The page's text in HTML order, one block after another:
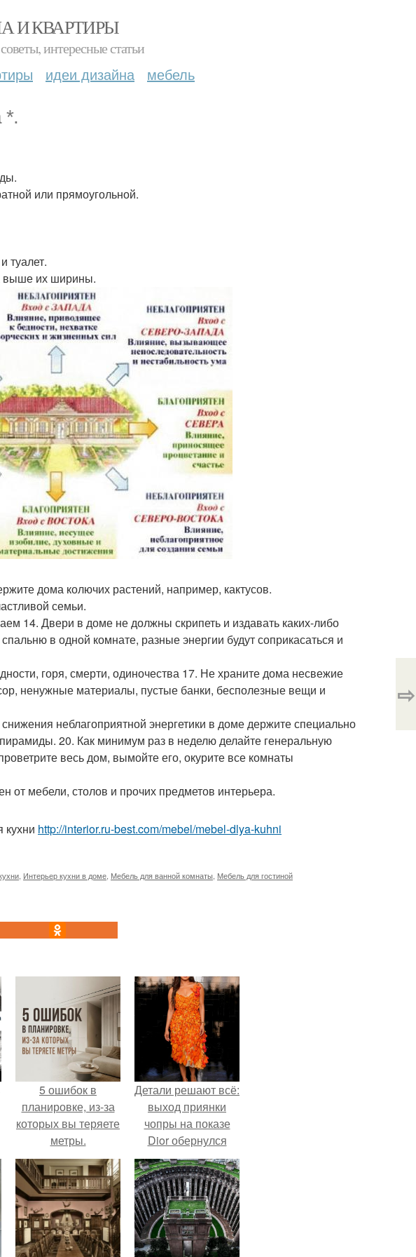
И КВАРТИРЫ
интересные статьи
идеи дизайна мебель
*.
или прямоугольной.
туалет.
выше их ширины.
дома колючих растений, например, кактусов.
семьи.
14. Двери в доме не должны скрипеть и издавать каких-либо
в одной комнате, разные энергии будут соприкасаться и
горя, смерти, одиночества 17. Не храните дома несвежие
ненужные материалы, пустые банки, бесполезные вещи и
неблагоприятной энергетики в доме держите специально
20. Как минимум раз в неделю делайте генеральную
весь дом, вымойте его, окурите все комнаты
от мебели, столов и прочих предметов интерьера.
http://interior.ru-best.com/mebel/mebel-dlya-kuhni
Интерьер кухни в доме Мебель для ванной комнаты Мебель для гостиной
⇨
5 ошибок в
планировке, из-за
которых вы теряете
метры.
Детали решают всё:
выход приянки
чопры на показе
Dior обернулся
шквалом критики
из-за небрежного
пошива.